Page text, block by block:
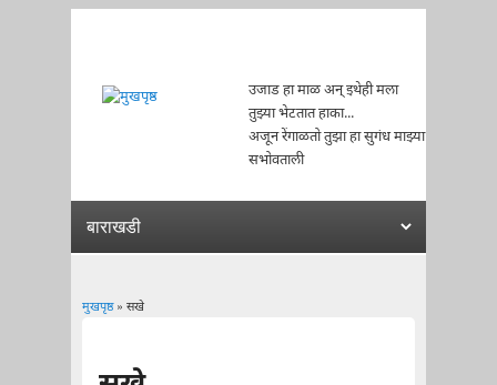
उजाड हा माळ अन् इथेही मला
तुझ्या भेटतात हाका...
अजून रेंगाळतो तुझा हा सुगंध माझ्या
सभोवताली
मुखपृष्ठ» सखे